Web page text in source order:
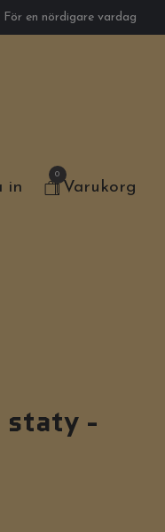
För en nördigare vardag
in
0
Varukorg
staty -